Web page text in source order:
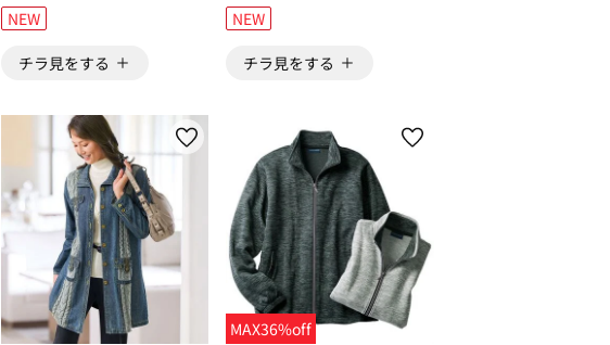
NEW
チラ見をする
NEW
チラ見をする
MAX36%off